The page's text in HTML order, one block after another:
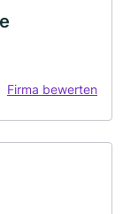
Firma bewerten